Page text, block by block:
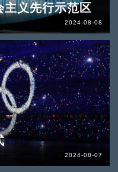
主义先行示范区
2024-08-08
2024-08-07